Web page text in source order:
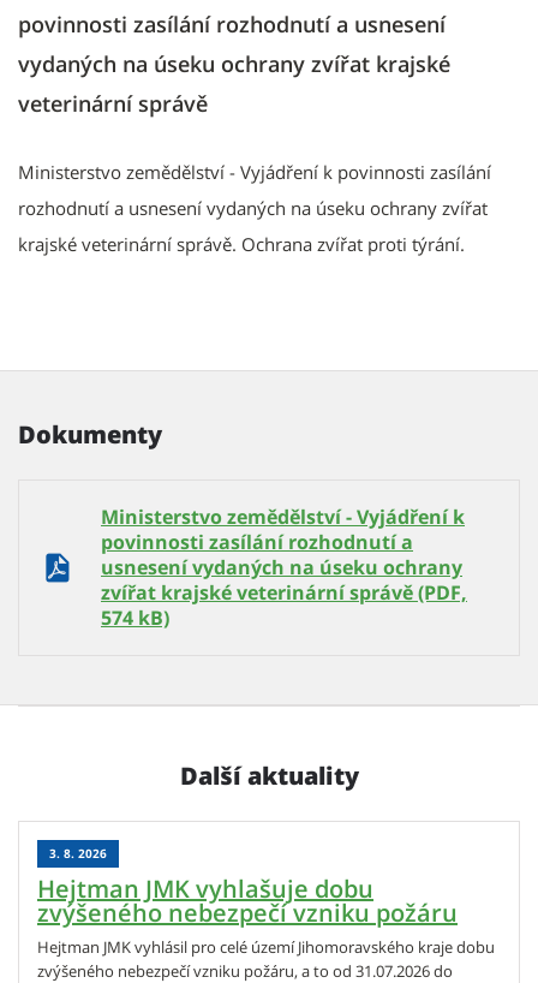
povinnosti zasílání rozhodnutí a usnesení
vydaných na úseku ochrany zvířat krajské
veterinární správě
Ministerstvo zemědělství - Vyjádření k povinnosti zasílání
rozhodnutí a usnesení vydaných na úseku ochrany zvířat
krajské veterinární správě. Ochrana zvířat proti týrání.
Dokumenty
Ministerstvo zemědělství - Vyjádření k
povinnosti zasílání rozhodnutí a
usnesení vydaných na úseku ochrany
zvířat krajské veterinární správě (PDF,
574 kB)
Další aktuality
3. 8. 2026
Hejtman JMK vyhlašuje dobu
zvýšeného nebezpečí vzniku požáru
Hejtman JMK vyhlásil pro celé území Jihomoravského kraje dobu
zvýšeného nebezpečí vzniku požáru, a to od 31.07.2026 do